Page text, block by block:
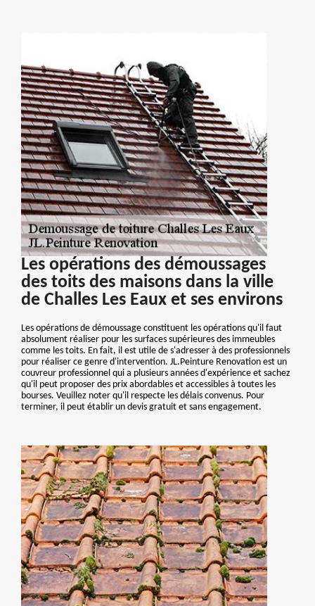
Les opérations des démoussages
des toits des maisons dans la ville
de Challes Les Eaux et ses environs
Les opérations de démoussage constituent les opérations qu'il faut
absolument réaliser pour les surfaces supérieures des immeubles
comme les toits. En fait, il est utile de s'adresser à des professionnels
pour réaliser ce genre d'intervention. JL.Peinture Renovation est un
couvreur professionnel qui a plusieurs années d'expérience et sachez
qu'il peut proposer des prix abordables et accessibles à toutes les
bourses. Veuillez noter qu'il respecte les délais convenus. Pour
terminer, il peut établir un devis gratuit et sans engagement.